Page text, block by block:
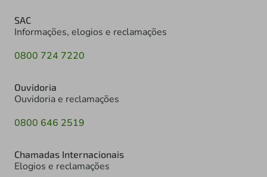
SAC
Informações, elogios e reclamações
0800 724 7220
Ouvidoria
Ouvidoria e reclamações
0800 646 2519
Chamadas Internacionais
Elogios e reclamações